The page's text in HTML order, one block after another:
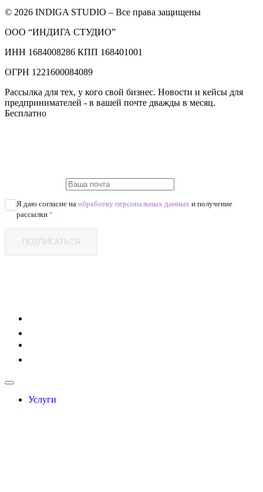
© 2026 INDIGA STUDIO – Все права защищены
ООО “ИНДИГА СТУДИО”
ИНН 1684008286 КПП 168401001
ОГРН 1221600084089
Рассылка для тех, у кого свой бизнес. Новости и кейсы для
предпринимателей - в вашей почте дважды в месяц.
Бесплатно
Я даю согласие на обработку персональных данных и получение
рассылки*
ПОДПИСАТЬСЯ
Услуги